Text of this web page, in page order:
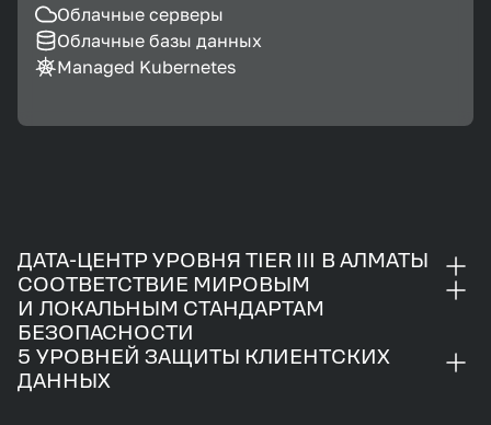
Облачные серверы
Облачные базы данных
Managed Kubernetes
ДАТА-ЦЕНТР УРОВНЯ TIER III В АЛМАТЫ
СООТВЕТСТВИЕ МИРОВЫМ
И ЛОКАЛЬНЫМ СТАНДАРТАМ
БЕЗОПАСНОСТИ
5 УРОВНЕЙ ЗАЩИТЫ КЛИЕНТСКИХ
ДАННЫХ